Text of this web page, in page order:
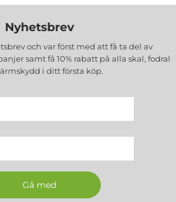
Nyhetsbrev
och var först med att få ta del av
samt få 10% rabatt på alla skal, fodral
i ditt första köp.